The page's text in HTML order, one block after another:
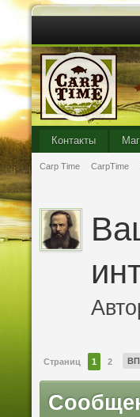
Контакты
Carp Time CarpTime
Страниц 1 2